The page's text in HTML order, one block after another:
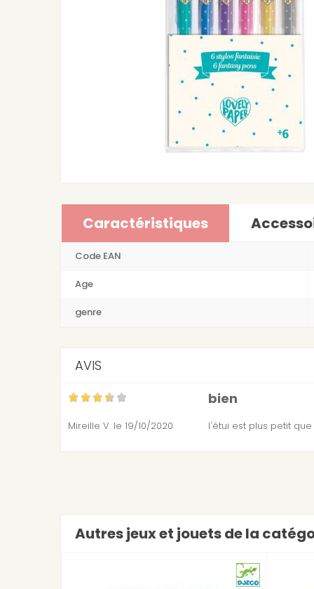
Caractéristiques
Code EAN
Age
genre
AVIS
bien
Mireille V. le 19/10/2020 l'étui est plus petit
Autres jeux et jouets de la